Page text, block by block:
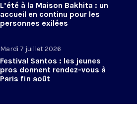
L’été à la Maison Bakhita : un
accueil en continu pour les
personnes exilées
Mardi 7 juillet 2026
Festival Santos : les jeunes
pros donnent rendez-vous à
Paris fin août